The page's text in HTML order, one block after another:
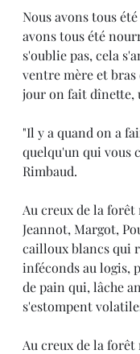
Nous avons tous
avons tous été
s'oublie pas, cela
ventre mère et bras
jour on fait dînette,
"Il y a quand on a
quelqu'un qui vous
Rimbaud.
Au creux de la
Jeannot, Margot,
cailloux blancs qui
inféconds au logis,
de pain qui, lâche
s'estompent
Au creux de la